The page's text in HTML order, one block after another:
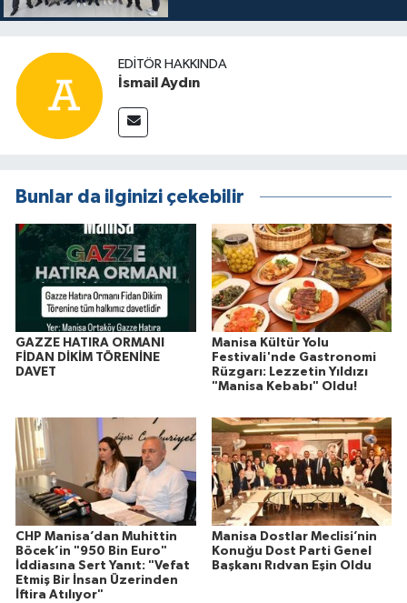
EDITÖR HAKKINDA
İsmail Aydın
Bunlar da ilginizi çekebilir
GAZZE HATIRA ORMANI
FİDAN DİKİM TÖRENİNE
DAVET
Manisa Kültür Yolu
Festivali'nde Gastronomi
Rüzgarı: Lezzetin Yıldızı
"Manisa Kebabı" Oldu!
CHP Manisa’dan Muhittin
Böcek’in "950 Bin Euro"
İddiasına Sert Yanıt: "Vefat
Etmiş Bir İnsan Üzerinden
İftira Atılıyor"
Manisa Dostlar Meclisi’nin
Konuğu Dost Parti Genel
Başkanı Rıdvan Eşin Oldu